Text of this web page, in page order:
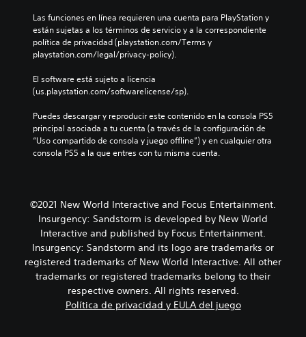
Las funciones en línea requieren una cuenta para PlayStation y
están sujetas a los términos de servicio y a la correspondiente
política de privacidad (playstation.com/Terms y
playstation.com/legal/privacy-policy).
El software está sujeto a licencia
(us.playstation.com/softwarelicense/sp).
Puedes descargar y reproducir este contenido en la consola PS5
principal asociada a tu cuenta (a través de la configuración de
“Uso compartido de consola y juego offline”) y en cualquier otra
consola PS5 a la que entres con tu misma cuenta.
©2021 New World Interactive and Focus Entertainment.
Insurgency: Sandstorm is developed by New World
Interactive and published by Focus Entertainment.
Insurgency: Sandstorm and its logo are trademarks or
registered trademarks of New World Interactive. All other
trademarks or registered trademarks belong to their
respective owners. All rights reserved.
Política de privacidad y EULA del juego